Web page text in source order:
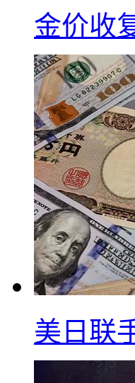
金价收
美日联